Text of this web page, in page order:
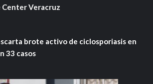
Veracruz
brote activo de ciclosporiasis en
33 casos